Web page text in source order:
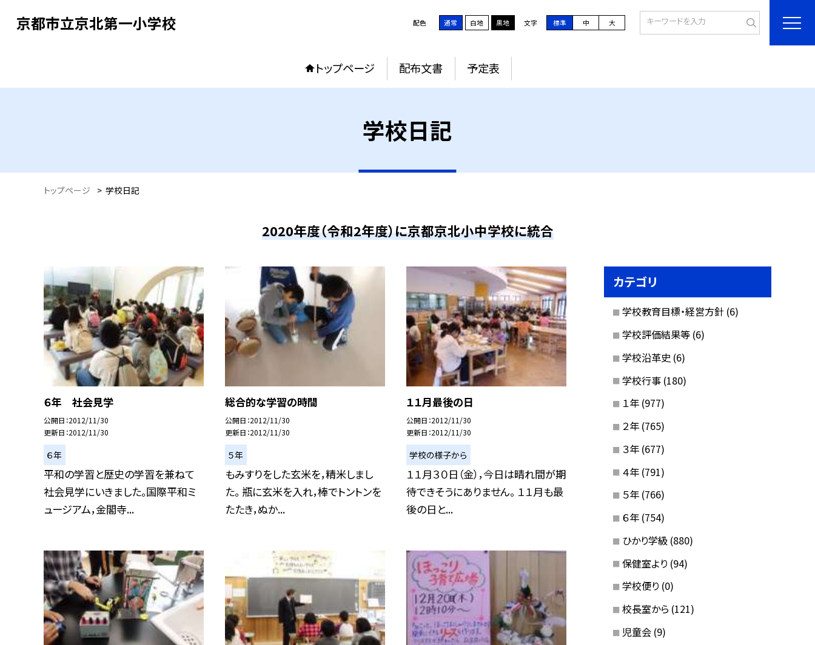
京都市立京北第一小学校 配色 通常 白地 黒地 文字 標準 中 大
トップページ 配布文書 予定表
学校日記
トップページ > 学校日記
2020年度（令和2年度）に京都京北小中学校に統合
６年 社会見学
公開日 2012/11/30
更新日 2012/11/30
６年
平和の学習と歴史の学習を兼ねて
社会見学にいきました。国際平和ミ
ュージアム，金閣寺...
総合的な学習の時間
公開日 2012/11/30
更新日 2012/11/30
５年
もみすりをした玄米を，精米しまし
た。 瓶に玄米を入れ，棒でトントンを
たたき，ぬか...
１１月最後の日
公開日 2012/11/30
更新日 2012/11/30
学校の様子から
１１月３０日（金），今日は晴れ間が期
待できそうにありません。 １１月も最
後の日と...
カテゴリ
学校教育目標・経営方針 (6)
学校評価結果等 (6)
学校沿革史 (6)
学校行事 (180)
１年 (977)
２年 (765)
３年 (677)
４年 (791)
５年 (766)
６年 (754)
ひかり学級 (880)
保健室より (94)
学校便り (0)
校長室から (121)
児童会 (9)